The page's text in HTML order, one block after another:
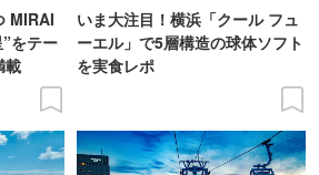
MIRAI
をテー
載
いま大注目！横浜「クール フュ
ーエル」で5層構造の球体ソフト
を実食レポ